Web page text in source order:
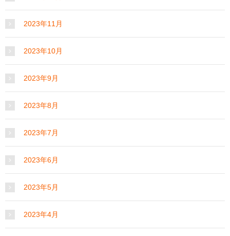
2023年11月
2023年10月
2023年9月
2023年8月
2023年7月
2023年6月
2023年5月
2023年4月